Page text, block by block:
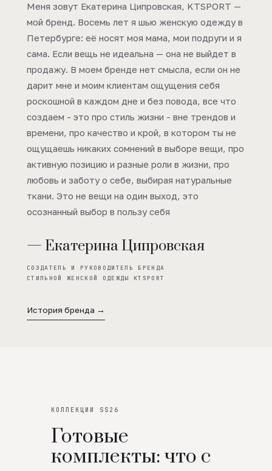
Меня зовут Екатерина Ципровская, KTSPORT —
мой бренд. Восемь лет я шью женскую одежду в
Петербурге: её носят моя мама, мои подруги и я
сама. Если вещь не идеальна — она не выйдет в
продажу. В моем бренде нет смысла, если он не
дарит мне и моим клиентам ощущения себя
роскошной в каждом дне и без повода, все что
создаем - это про стиль жизни - вне трендов и
времени, про качество и крой, в котором ты не
ощущаешь никаких сомнений в выборе вещи, про
активную позицию и разные роли в жизни, про
любовь и заботу о себе, выбирая натуральные
ткани. Это не вещи на один выход, это
осознанный выбор в пользу себя
— Екатерина Ципровская
СОЗДАТЕЛЬ И РУКОВОДИТЕЛЬ БРЕНДА
СТИЛЬНОЙ ЖЕНСКОЙ ОДЕЖДЫ KTSPORT
История бренда →
КОЛЛЕКЦИИ SS26
Готовые
комплекты: что с